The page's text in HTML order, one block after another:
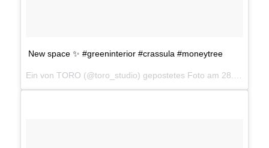
New space ✨ #greeninterior #crassula #moneytree
Ein von TORO (@toro_studio) gepostetes Foto am 28. Sep 2016 um 7:18 Uhr